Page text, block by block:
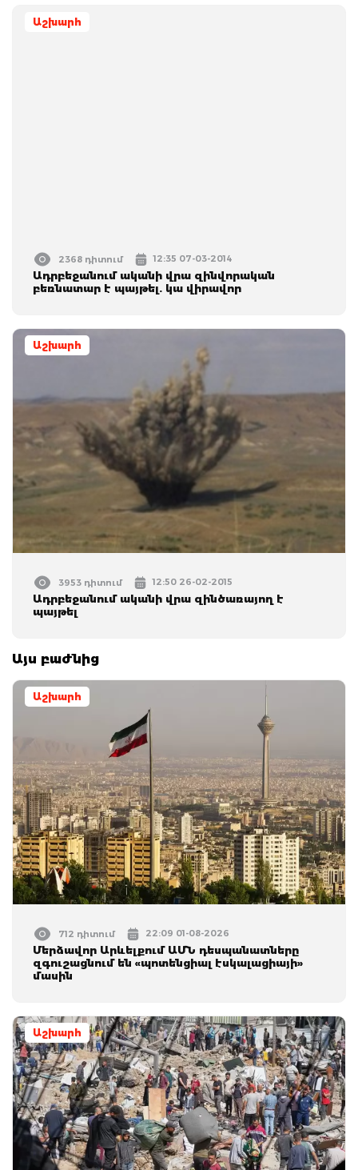
Աշխարհ
2368 դիտում 12:35 07-03-2014
Ադրբեջանում ականի վրա զինվորական
բեռնատար է պայթել. կա վիրավոր
Աշխարհ
3953 դիտում 12:50 26-02-2015
Ադրբեջանում ականի վրա զինծառայող է
պայթել
Այս բաժնից
Աշխարհ
712 դիտում 22:09 01-08-2026
Մերձավոր Արևելքում ԱՄՆ դեսպանատները
զգուշացնում են «պոտենցիալ էսկալացիայի»
մասին
Աշխարհ